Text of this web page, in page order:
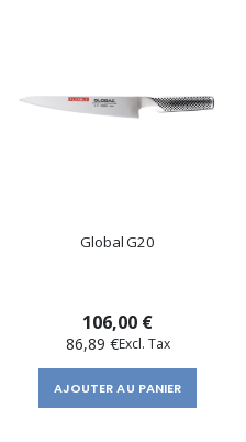
Global G20
106,00 €
86,89 €
AJOUTER AU PANIER